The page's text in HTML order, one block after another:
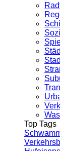
Top Tags